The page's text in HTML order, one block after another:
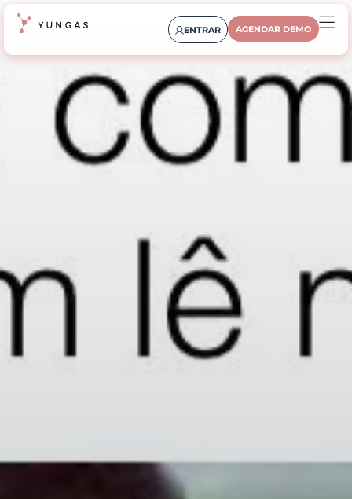
ENTRAR AGENDAR DEMO